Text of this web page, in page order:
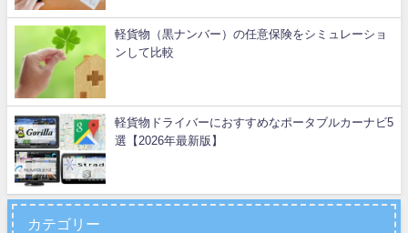
軽貨物（黒ナンバー）の任意保険をシミュレーショ
ンして比較
軽貨物ドライバーにおすすめなポータブルカーナビ5
選【2026年最新版】
カテゴリー